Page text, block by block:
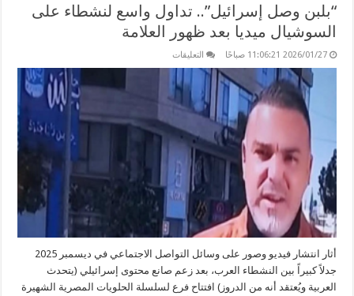
“بلبن وصل إسرائيل”.. تداول واسع لنشطاء على
السوشيال ميديا بعد ظهور العلامة
2026/01/27 11:06:21 صباحًا التعليقات
تداول
على
السوشيال
ميديا
مغلقة
أثار انتشار فيديو وصور على وسائل التواصل الاجتماعي في ديسمبر 2025
جدلاً كبيراً بين النشطاء العرب، بعد زعم صانع محتوى إسرائيلي (يتحدث
العربية ويُعتقد أنه من الدروز) افتتاح فرع لسلسلة الحلويات المصرية الشهيرة